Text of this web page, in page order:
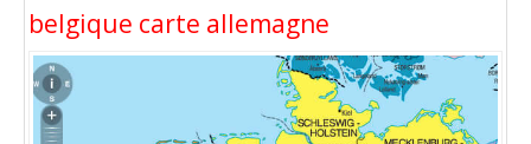
belgique carte allemagne